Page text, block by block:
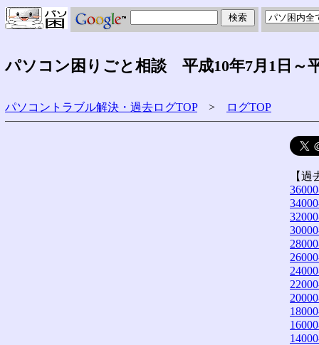
パソコン困りごと相談 平成10年7月1日～
パソコントラブル解決・過去ログTOP> ログTOP
【